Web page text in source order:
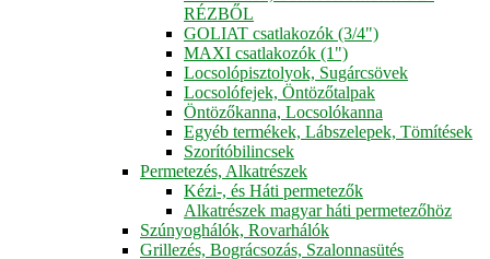
RÉZBŐL
GOLIAT csatlakozók (3/4")
MAXI csatlakozók (1")
Locsolópisztolyok, Sugárcsövek
Locsolófejek, Öntözőtalpak
Öntözőkanna, Locsolókanna
Egyéb termékek, Lábszelepek, Tömítések
Szorítóbilincsek
Permetezés, Alkatrészek
Kézi-, és Háti permetezők
Alkatrészek magyar háti permetezőhöz
Szúnyoghálók, Rovarhálók
Grillezés, Bográcsozás, Szalonnasütés